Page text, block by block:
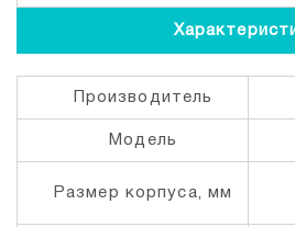
Производитель
Модель
Размер корпуса, мм